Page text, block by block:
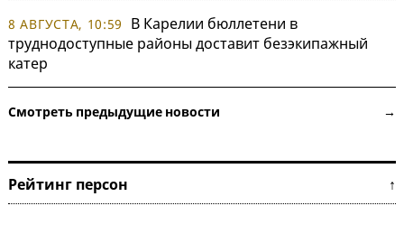
8 АВГУСТА, 10:59
В Карелии бюллетени в
труднодоступные районы доставит безэкипажный
катер
Смотреть предыдущие новости →
Рейтинг персон ↑